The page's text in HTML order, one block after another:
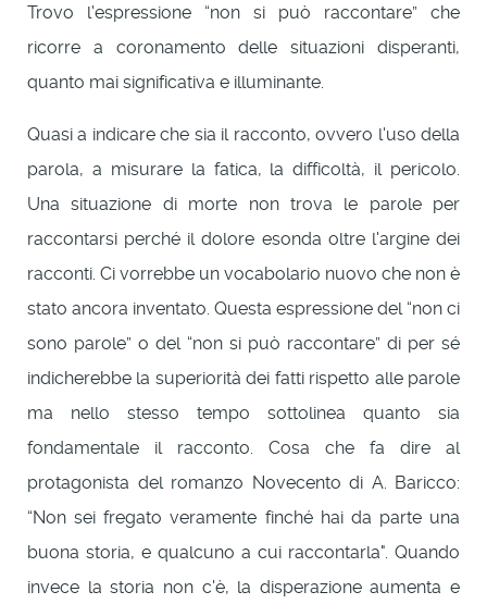
Trovo l'espressione “non si può raccontare” che
ricorre a coronamento delle situazioni disperanti,
quanto mai significativa e illuminante.
Quasi a indicare che sia il racconto, ovvero l'uso della
parola, a misurare la fatica, la difficoltà, il pericolo.
Una situazione di morte non trova le parole per
raccontarsi perché il dolore esonda oltre l'argine dei
racconti. Ci vorrebbe un vocabolario nuovo che non è
stato ancora inventato. Questa espressione del “non ci
sono parole” o del “non si può raccontare” di per sé
indicherebbe la superiorità dei fatti rispetto alle parole
ma nello stesso tempo sottolinea quanto sia
fondamentale il racconto. Cosa che fa dire al
protagonista del romanzo Novecento di A. Baricco:
“Non sei fregato veramente finché hai da parte una
buona storia, e qualcuno a cui raccontarla". Quando
invece la storia non c'è, la disperazione aumenta e